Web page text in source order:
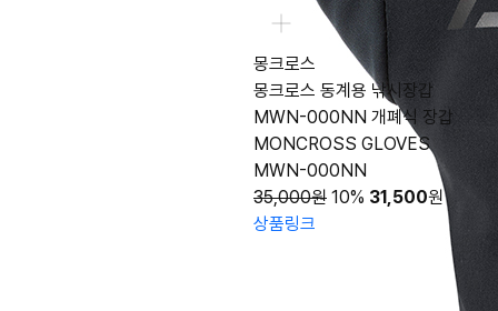
몽크로스
몽크로스 동계용 낚시장갑
MWN-000NN 개폐식 장갑
MONCROSS GLOVES
MWN-000NN
35,000원 10% 31,500원
상품링크